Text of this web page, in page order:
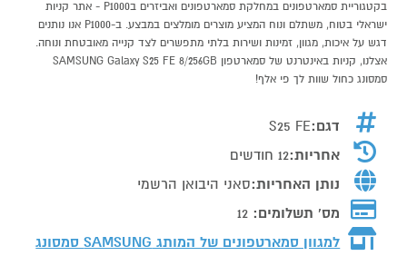
בקטגוריית סמארטפונים במחלקת סמארטפונים ואביזרים בP1000 - אתר קניות
ישראלי בטוח, משתלם ונוח המציע מוצרים מומלצים במבצע. ב-P1000 אנו נותנים
דגש על איכות, מגוון, זמינות ושירות בלתי מתפשרים לצד קנייה מאובטחת ונוחה.
אצלנו, קניות באינטרנט של סמארטפון SAMSUNG Galaxy S25 FE 8/256GB
סמסונג כחול שוות לך פי אלף!
דגם:S25 FE
אחריות:12 חודשים
נותן האחריות:סאני היבואן הרשמי
מס' תשלומים: 12
למגוון סמארטפונים של המותג SAMSUNG סמסונג